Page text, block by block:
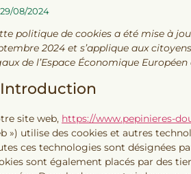
29/08/2024
politique de cookies a été mise à
2024 et s’applique aux
de l’Espace Économique Européen
Introduction
site web, https://www.pepinieres-
») utilise des cookies et autres
ces technologies sont désignées
sont également placés par des